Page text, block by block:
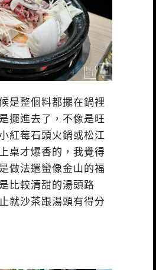
是整個料都擺在鍋裡
擺進去了，不像是旺
紅莓石頭火鍋或松江
桌才爆香的，我覺得
做法還蠻像金山的福
比較清甜的湯頭路
就沙茶跟湯頭有得分